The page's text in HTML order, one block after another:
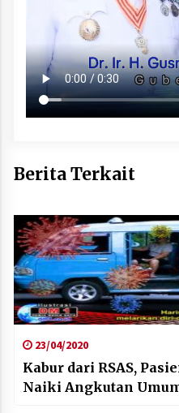
Berita Terkait
23/04/2020
Kabur dari RSAS,
Naiki Angkutan